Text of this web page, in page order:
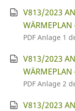
V813/2023
WÄRMEPLAN
PDF Anlage 1
V813/2023
PDF Anlage 2
V813/2023